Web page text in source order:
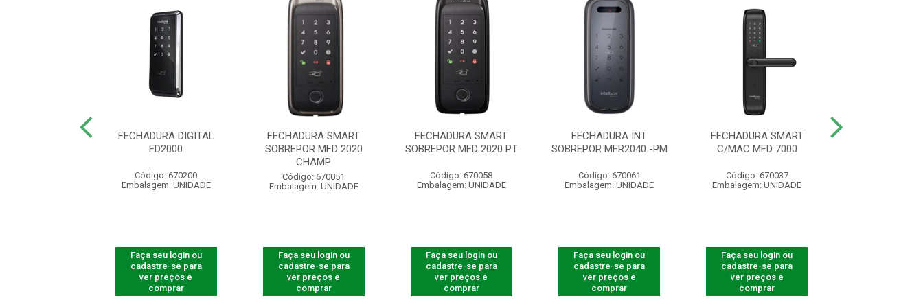
FECHADURA DIGITAL
FD2000
Código: 670200
Embalagem: UNIDADE
Faça seu login ou
cadastre-se para
ver preços e
comprar
FECHADURA SMART
SOBREPOR MFD 2020
CHAMP
Código: 670051
Embalagem: UNIDADE
Faça seu login ou
cadastre-se para
ver preços e
comprar
FECHADURA SMART
SOBREPOR MFD 2020 PT
Código: 670058
Embalagem: UNIDADE
Faça seu login ou
cadastre-se para
ver preços e
comprar
FECHADURA INT
SOBREPOR MFR2040 -PM
Código: 670061
Embalagem: UNIDADE
Faça seu login ou
cadastre-se para
ver preços e
comprar
FECHADURA SMART
C/MAC MFD 7000
Código: 670037
Embalagem: UNIDADE
Faça seu login ou
cadastre-se para
ver preços e
comprar